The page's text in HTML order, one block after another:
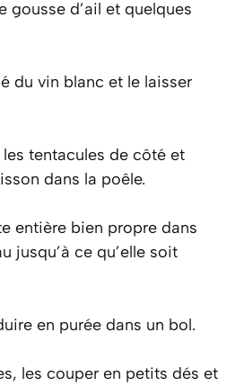
gousse d’ail et quelques
du vin blanc et le laisser
les tentacules de côté et
dans la poêle.
entière bien propre dans
jusqu’à ce qu’elle soit
en purée dans un bol.
les couper en petits dés et